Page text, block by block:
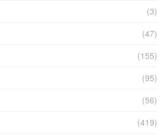
(3)
(47)
(155)
(95)
(56)
(419)